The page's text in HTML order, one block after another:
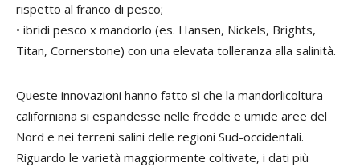
rispetto al franco di pesco;
• ibridi pesco x mandorlo (es. Hansen, Nickels, Brights,
Titan, Cornerstone) con una elevata tolleranza alla salinità.
Queste innovazioni hanno fatto sì che la mandorlicoltura
californiana si espandesse nelle fredde e umide aree del
Nord e nei terreni salini delle regioni Sud-occidentali.
Riguardo le varietà maggiormente coltivate, i dati più